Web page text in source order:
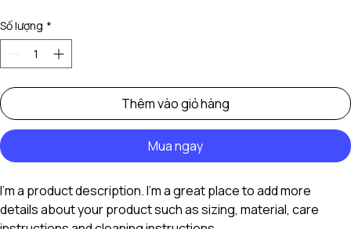
Số lượng *
Thêm vào giỏ hàng
Mua ngay
I'm a product description. I'm a great place to add more
details about your product such as sizing, material, care